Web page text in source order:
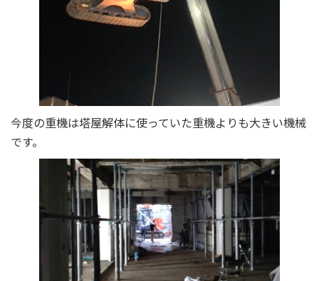
今度の重機は塔屋解体に使っていた重機よりも大きい機械
です。